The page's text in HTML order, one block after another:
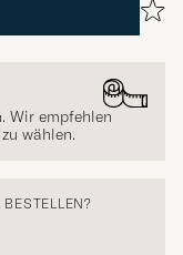
Wir empfehlen
wählen.